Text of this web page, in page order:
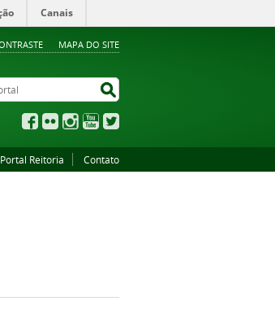
MAPA DO SITE
Canais
Facebook
Flickr InstagramYouTube
Portal Reitoria Contato